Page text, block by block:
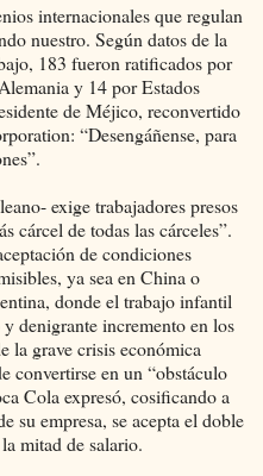
internacionales que regulan
nuestro. Según datos de la
183 fueron ratificados por
y 14 por Estados
de Méjico, reconvertido
“Desengáñense, para
exige trabajadores presos
cárcel de todas las cárceles”.
de condiciones
ya sea en China o
donde el trabajo infantil
denigrante incremento en los
la grave crisis económica
convertirse en un “obstáculo
Cola expresó, cosificando a
su empresa, se acepta el doble
mitad de salario.